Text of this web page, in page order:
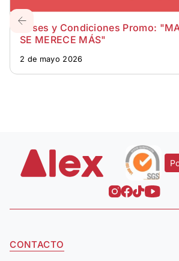
Bases y Condiciones Promo:
SE MERECE MÁS"
2 de mayo 2026
CONTACTO